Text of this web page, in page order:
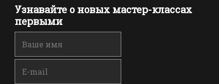
Узнавайте о новых мастер-классах
первыми